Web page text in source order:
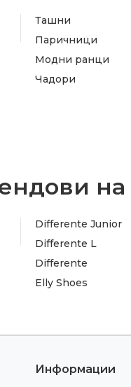
Ташни
Паричници
Модни ранци
Чадори
Differente Junior
Differente L
Differente
Elly Shoes
Информации